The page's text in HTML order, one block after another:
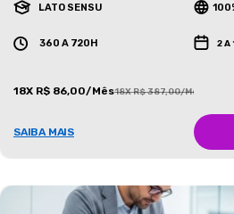
LATO SENSU
360 A 720H 2 A
18X R$ 86,00/Mês18X R$ 387,00/Mês
SAIBA MAIS